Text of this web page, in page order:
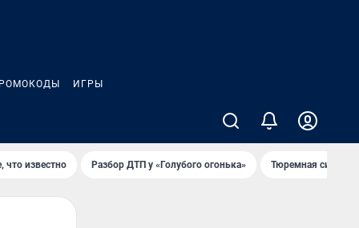
ИГРЫ
что известно Разбор ДТП у «Голубого огонька» Тюремная